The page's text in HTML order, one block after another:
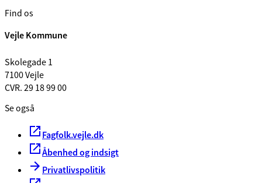
Find os
Vejle Kommune
Skolegade 1
7100 Vejle
CVR. 29 18 99 00
Se også
Fagfolk.vejle.dk
Åbenhed og indsigt
Privatlivspolitik